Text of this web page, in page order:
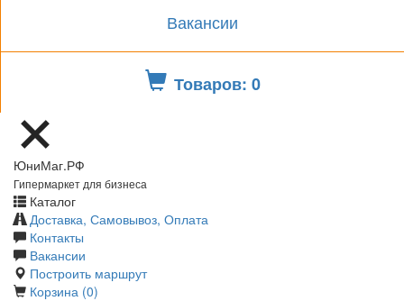
Вакансии
Товаров: 0
ЮниМаг.РФ
Гипермаркет для бизнеса
Каталог
Доставка, Самовывоз, Оплата
Контакты
Вакансии
Построить маршрут
Корзина (0)